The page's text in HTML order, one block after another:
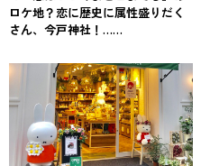
ロケ地？恋に歴史に属性盛りだく
さん、今戸神社！……